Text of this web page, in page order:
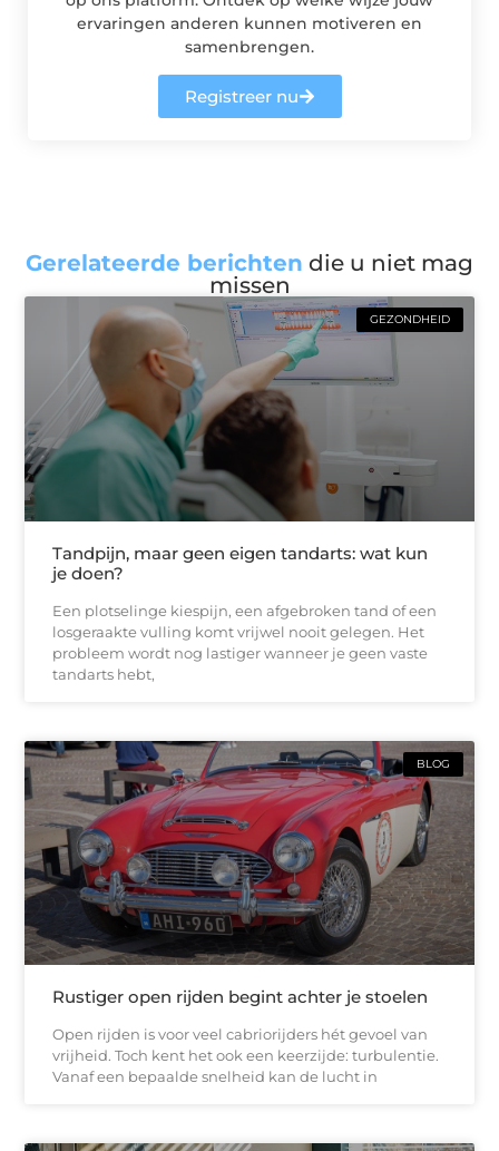
ervaringen anderen kunnen motiveren en
samenbrengen.
Registreer nu
Gerelateerde berichten die u niet mag
missen
GEZONDHEID
Tandpijn, maar geen eigen tandarts: wat kun
je doen?
Een plotselinge kiespijn, een afgebroken tand of een
losgeraakte vulling komt vrijwel nooit gelegen. Het
probleem wordt nog lastiger wanneer je geen vaste
tandarts hebt,
BLOG
Rustiger open rijden begint achter je stoelen
Open rijden is voor veel cabriorijders hét gevoel van
vrijheid. Toch kent het ook een keerzijde: turbulentie.
Vanaf een bepaalde snelheid kan de lucht in